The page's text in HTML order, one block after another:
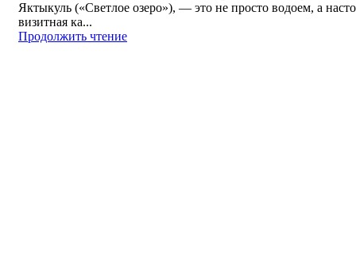
Яктыкуль («Светлое озеро»), — это не просто водоем, а
визитная ка...
Продолжить чтение